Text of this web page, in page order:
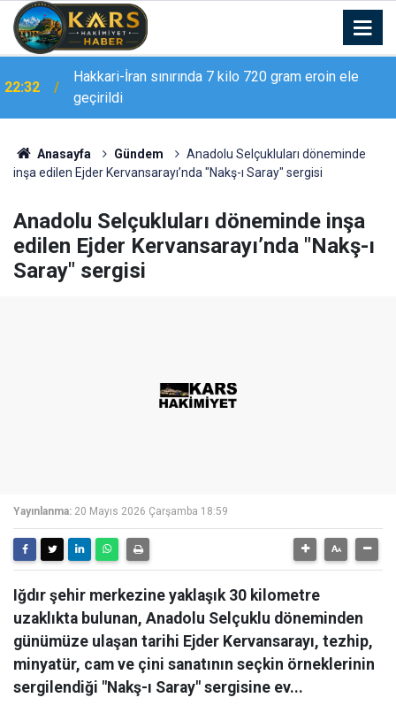
Hakkari-İran sınırında 7 kilo 720 gram eroin ele
geçirildi
21:02
Erzurum Adliyesi’nde yangın: 2 kişi dumandan
etkilendi
Anasayfa Gündem
Anadolu Selçukluları döneminde
inşa edilen Ejder Kervansarayı’nda "Nakş-ı Saray" sergisi
Anadolu Selçukluları döneminde inşa
edilen Ejder Kervansarayı’nda "Nakş-ı
Saray" sergisi
Yayınlanma: 20 Mayıs 2026 Çarşamba 18:59
Iğdır şehir merkezine yaklaşık 30 kilometre
uzaklıkta bulunan, Anadolu Selçuklu döneminden
günümüze ulaşan tarihi Ejder Kervansarayı, tezhip,
minyatür, cam ve çini sanatının seçkin örneklerinin
sergilendiği "Nakş-ı Saray" sergisine ev...